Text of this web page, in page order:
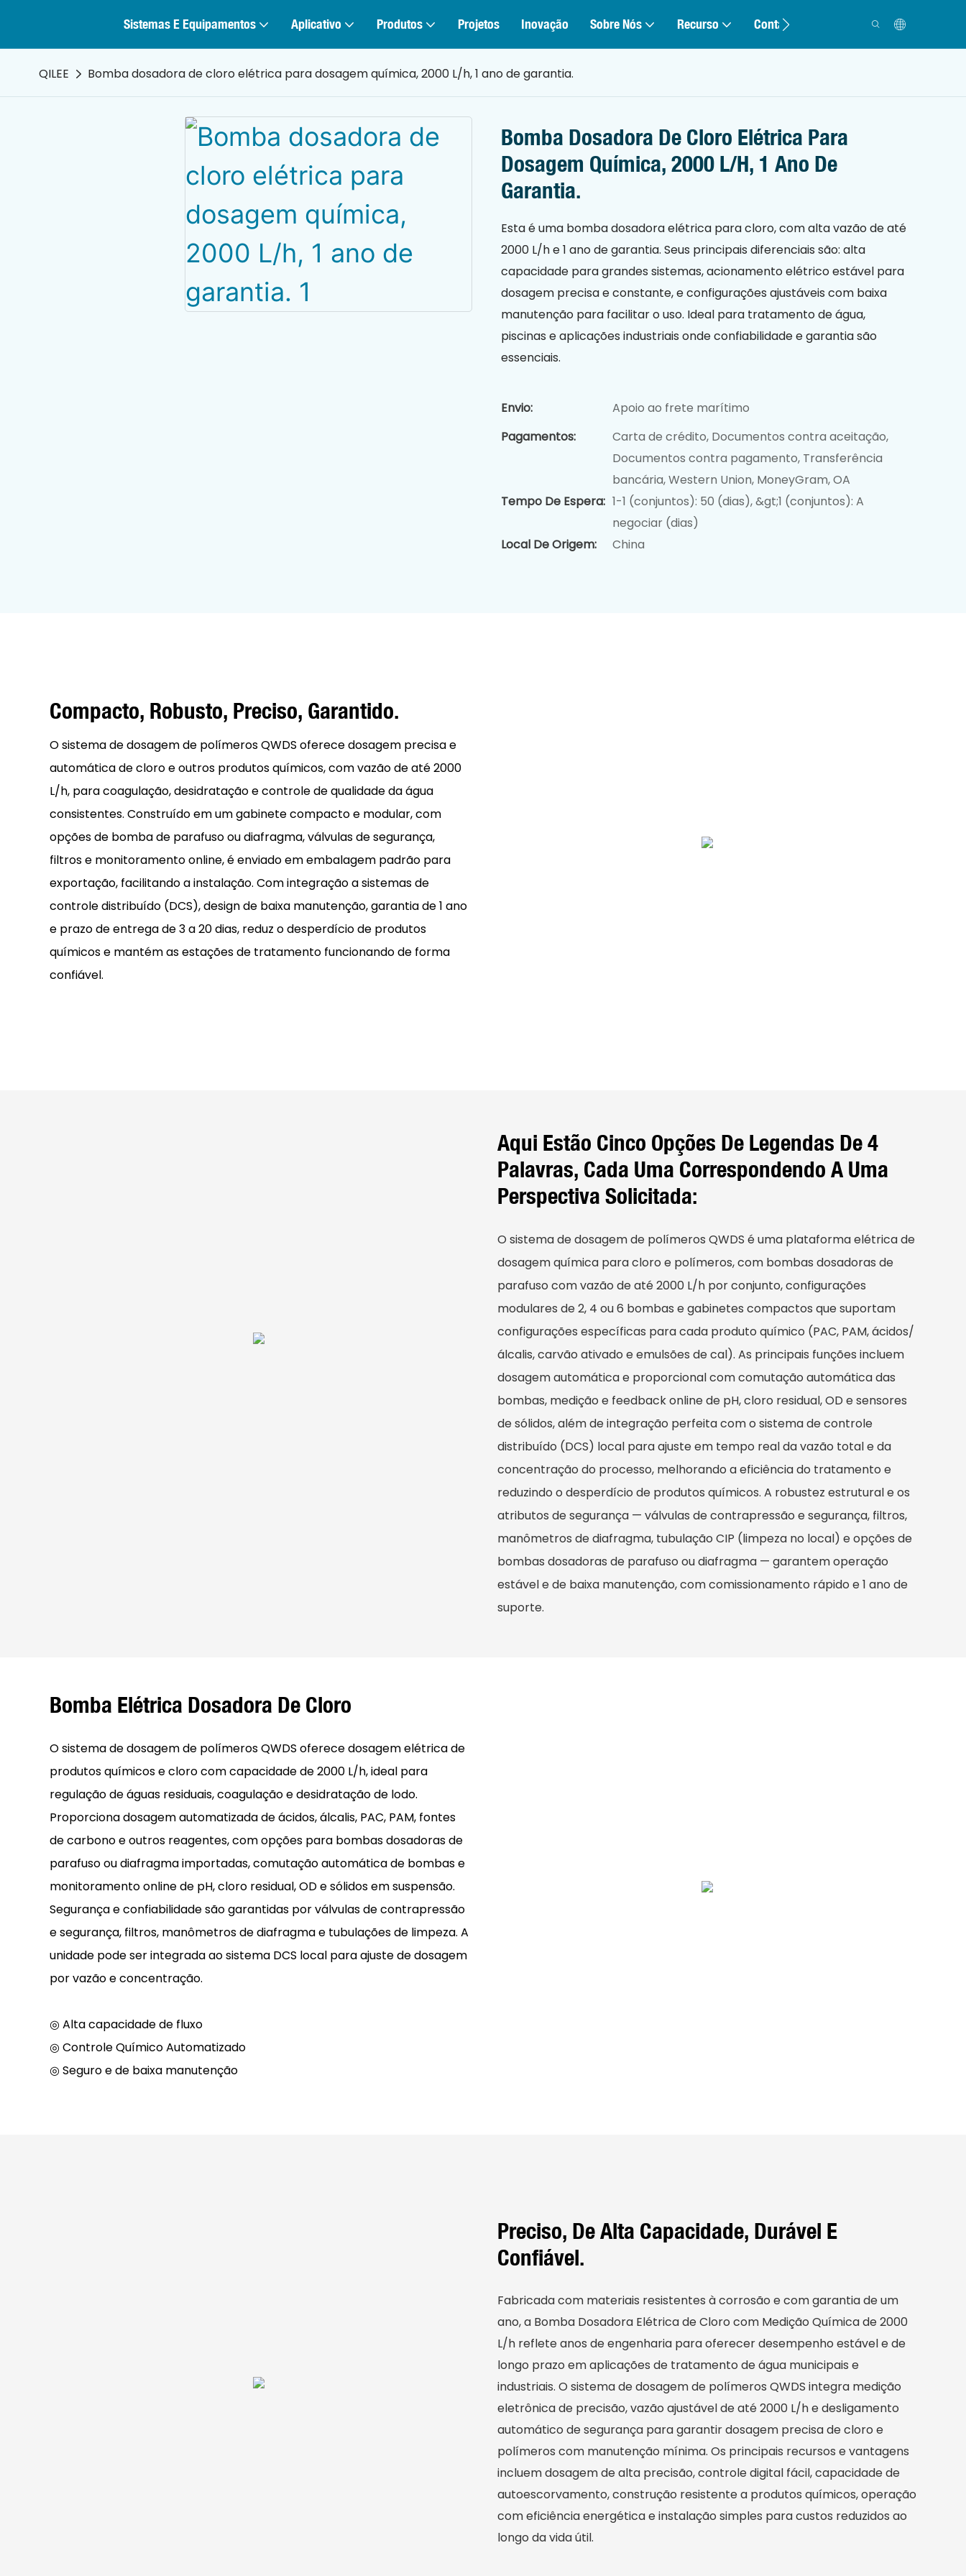
Sistemas E Equipamentos Aplicativo Produtos Projetos Inovação Sobre Nós Recurso Contato
QILEE Bomba dosadora de cloro elétrica para dosagem química, 2000 L/h, 1 ano de garantia.
Bomba Dosadora De Cloro Elétrica Para
Dosagem Química, 2000 L/h, 1 Ano De
Garantia.
Esta é uma bomba dosadora elétrica para cloro, com alta vazão de até
2000 L/h e 1 ano de garantia. Seus principais diferenciais são: alta
capacidade para grandes sistemas, acionamento elétrico estável para
dosagem precisa e constante, e configurações ajustáveis ​​com baixa
manutenção para facilitar o uso. Ideal para tratamento de água,
piscinas e aplicações industriais onde confiabilidade e garantia são
essenciais.
Envio:
Apoio ao frete marítimo
Pagamentos:
Carta de crédito, Documentos contra aceitação,
Documentos contra pagamento, Transferência
bancária, Western Union, MoneyGram, OA
Tempo De Espera: 1-1 (conjuntos): 50 (dias), &gt;1 (conjuntos): A
negociar (dias)
Local De Origem:
China
Compacto, Robusto, Preciso, Garantido.
O sistema de dosagem de polímeros QWDS oferece dosagem precisa e
automática de cloro e outros produtos químicos, com vazão de até 2000
L/h, para coagulação, desidratação e controle de qualidade da água
consistentes. Construído em um gabinete compacto e modular, com
opções de bomba de parafuso ou diafragma, válvulas de segurança,
filtros e monitoramento online, é enviado em embalagem padrão para
exportação, facilitando a instalação. Com integração a sistemas de
controle distribuído (DCS), design de baixa manutenção, garantia de 1 ano
e prazo de entrega de 3 a 20 dias, reduz o desperdício de produtos
químicos e mantém as estações de tratamento funcionando de forma
confiável.
Aqui Estão Cinco Opções De Legendas De 4
Palavras, Cada Uma Correspondendo A Uma
Perspectiva Solicitada:
O sistema de dosagem de polímeros QWDS é uma plataforma elétrica de
dosagem química para cloro e polímeros, com bombas dosadoras de
parafuso com vazão de até 2000 L/h por conjunto, configurações
modulares de 2, 4 ou 6 bombas e gabinetes compactos que suportam
configurações específicas para cada produto químico (PAC, PAM, ácidos/
álcalis, carvão ativado e emulsões de cal). As principais funções incluem
dosagem automática e proporcional com comutação automática das
bombas, medição e feedback online de pH, cloro residual, OD e sensores
de sólidos, além de integração perfeita com o sistema de controle
distribuído (DCS) local para ajuste em tempo real da vazão total e da
concentração do processo, melhorando a eficiência do tratamento e
reduzindo o desperdício de produtos químicos. A robustez estrutural e os
atributos de segurança — válvulas de contrapressão e segurança, filtros,
manômetros de diafragma, tubulação CIP (limpeza no local) e opções de
bombas dosadoras de parafuso ou diafragma — garantem operação
estável e de baixa manutenção, com comissionamento rápido e 1 ano de
suporte.
Bomba Elétrica Dosadora De Cloro
O sistema de dosagem de polímeros QWDS oferece dosagem elétrica de
produtos químicos e cloro com capacidade de 2000 L/h, ideal para
regulação de águas residuais, coagulação e desidratação de lodo.
Proporciona dosagem automatizada de ácidos, álcalis, PAC, PAM, fontes
de carbono e outros reagentes, com opções para bombas dosadoras de
parafuso ou diafragma importadas, comutação automática de bombas e
monitoramento online de pH, cloro residual, OD e sólidos em suspensão.
Segurança e confiabilidade são garantidas por válvulas de contrapressão
e segurança, filtros, manômetros de diafragma e tubulações de limpeza. A
unidade pode ser integrada ao sistema DCS local para ajuste de dosagem
por vazão e concentração.
◎ Alta capacidade de fluxo
◎ Controle Químico Automatizado
◎ Seguro e de baixa manutenção
Preciso, De Alta Capacidade, Durável E
Confiável.
Fabricada com materiais resistentes à corrosão e com garantia de um
ano, a Bomba Dosadora Elétrica de Cloro com Medição Química de 2000
L/h reflete anos de engenharia para oferecer desempenho estável e de
longo prazo em aplicações de tratamento de água municipais e
industriais. O sistema de dosagem de polímeros QWDS integra medição
eletrônica de precisão, vazão ajustável de até 2000 L/h e desligamento
automático de segurança para garantir dosagem precisa de cloro e
polímeros com manutenção mínima. Os principais recursos e vantagens
incluem dosagem de alta precisão, controle digital fácil, capacidade de
autoescorvamento, construção resistente a produtos químicos, operação
com eficiência energética e instalação simples para custos reduzidos ao
longo da vida útil.